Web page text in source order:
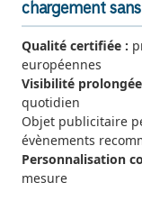
chargement
Qualité certifiée :
européennes
Visibilité
quotidien
Objet publicitaire
évènements
Personnalisation
mesure